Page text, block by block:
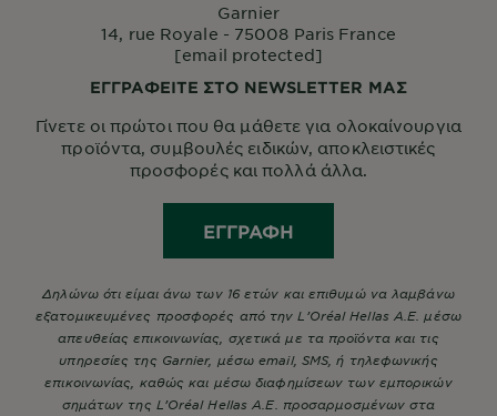
Garnier
14, rue Royale - 75008 Paris France
[email protected]
ΕΓΓΡΑΦΕΙΤΕ ΣΤΟ NEWSLETTER ΜΑΣ
Γίνετε οι πρώτοι που θα μάθετε για ολοκαίνουργια
προϊόντα, συμβουλές ειδικών, αποκλειστικές
προσφορές και πολλά άλλα.
ΕΓΓΡΑΦΉ
Δηλώνω ότι είμαι άνω των 16 ετών και επιθυμώ να λαμβάνω
εξατομικευμένες προσφορές από την L’Oréal Hellas A.E. μέσω
απευθείας επικοινωνίας, σχετικά με τα προϊόντα και τις
υπηρεσίες της Garnier, μέσω email, SMS, ή τηλεφωνικής
επικοινωνίας, καθώς και μέσω διαφημίσεων των εμπορικών
σημάτων της L’Oréal Hellas A.E. προσαρμοσμένων στα